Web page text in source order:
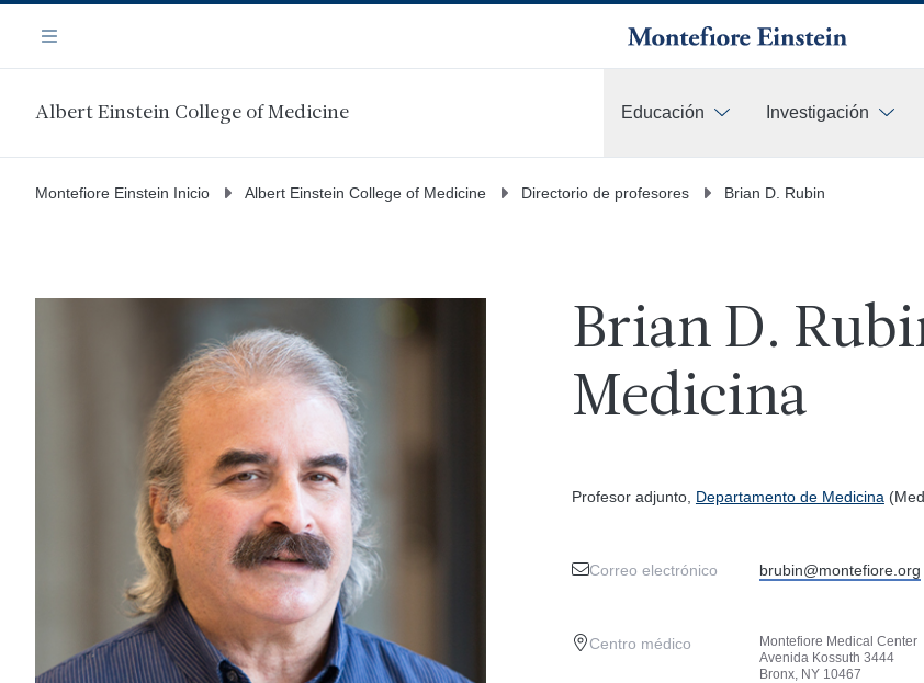
contenido
Navegación
Menú
Albert Einstein College of Medicine Educación Investigación
Montefiore Einstein Inicio Albert Einstein College of Medicine Directorio de profesores Brian D. Rubin
Brian D.
Medicina
Profesor adjunto, Departamento de Medicina
Correo electrónico brubin@montefiore.org
Centro médico
Montefiore Medical Center
Avenida Kossuth 3444
Bronx, NY 10467